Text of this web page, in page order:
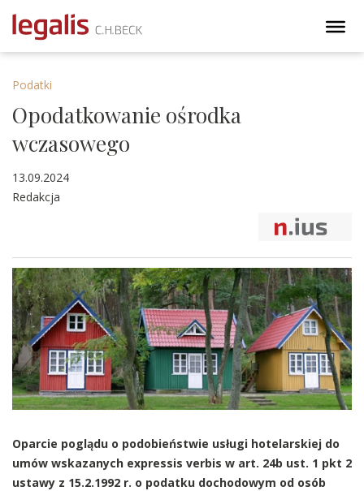
Podatki
Opodatkowanie ośrodka
wczasowego
13.09.2024
Redakcja
Oparcie poglądu o podobieństwie usługi hotelarskiej do
umów wskazanych expressis verbis w art. 24b ust. 1 pkt 2
ustawy z 15.2.1992 r. o podatku dochodowym od osób